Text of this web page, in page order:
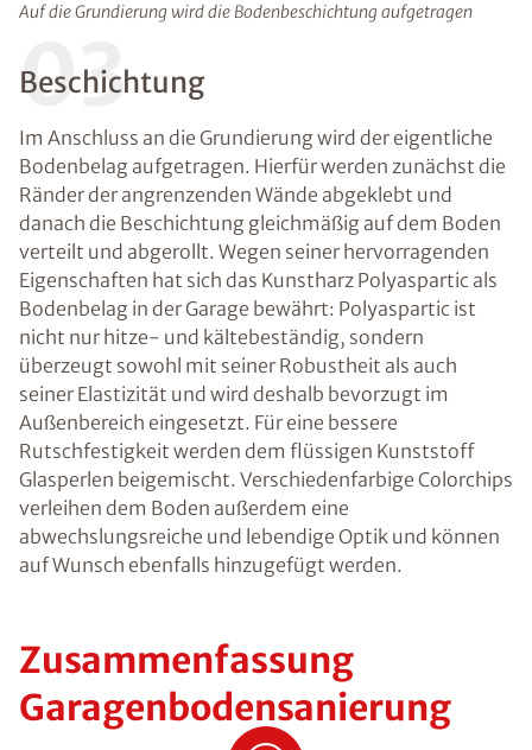
Auf die Grundierung wird die Bodenbeschichtung aufgetragen
03
Beschichtung
Im Anschluss an die Grundierung wird der eigentliche
Bodenbelag aufgetragen. Hierfür werden zunächst die
Ränder der angrenzenden Wände abgeklebt und
danach die Beschichtung gleichmäßig auf dem Boden
verteilt und abgerollt. Wegen seiner hervorragenden
Eigenschaften hat sich das Kunstharz Polyaspartic als
Bodenbelag in der Garage bewährt: Polyaspartic ist
nicht nur hitze- und kältebeständig, sondern
überzeugt sowohl mit seiner Robustheit als auch
seiner Elastizität und wird deshalb bevorzugt im
Außenbereich eingesetzt. Für eine bessere
Rutschfestigkeit werden dem flüssigen Kunststoff
Glasperlen beigemischt. Verschiedenfarbige Colorchips
verleihen dem Boden außerdem eine
abwechslungsreiche und lebendige Optik und können
auf Wunsch ebenfalls hinzugefügt werden.
Zusammenfassung
Garagenbodensanierung